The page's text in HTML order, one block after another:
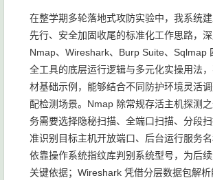
在整学期多轮落地式攻防实验中，我系统
先行、安全加固收尾的标准化工作思路，
Nmap、Wireshark、Burp Suite、Sqlmap
全工具的底层运行逻辑与多元化实操用法
材基础示例，能够结合不同防护环境灵活
配检测场景。Nmap 除常规存活主机探测
务需要选择隐秘扫描、全端口扫描、分段
准识别目标主机开放端口、后台运行服务名
依靠操作系统指纹库判别系统型号，为后
关键依据；Wireshark 凭借分层数据包解析